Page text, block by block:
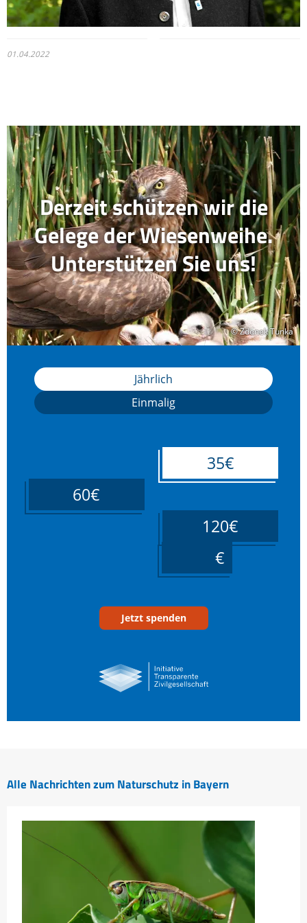
01.04.2022
© Zdenek Tunka
© Zdenek Tunka
Derzeit schützen wir die
Gelege der Wiesenweihe.
Unterstützen Sie uns!
Jährlich
Einmalig
35€
60€
120€
Jetzt spenden
Alle Nachrichten zum Naturschutz in Bayern